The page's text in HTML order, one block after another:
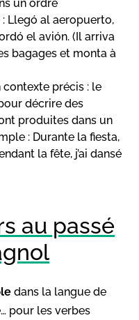
un ordre
Llegó al aeropuerto,
el avión. (Il arriva
bagages et monta à
contexte précis : le
décrire des
produites dans un
: Durante la fiesta,
la fête, j’ai dansé
au passé
dans la langue de
pour les verbes